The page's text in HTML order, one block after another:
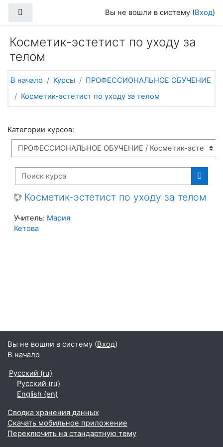
Вы не вошли в систему (Вход)
Косметик-эстетист по уходу за
телом
В начало Курсы
ПРОФЕССИОНАЛЬНОЕ ОБУЧЕНИЕ
Косметик-эстетист по уходу за телом
Категории курсов:
Поиск курса
Поиск
Косметик-эстетист по уходу за телом
Учитель: Мария
Кетова
Вы не вошли в систему (Вход)
В начало
Русский ‎(ru)‎
Русский ‎(ru)‎
English ‎(en)‎
Сводка хранения данных
Скачать мобильное приложение
Переключить на стандартную тему